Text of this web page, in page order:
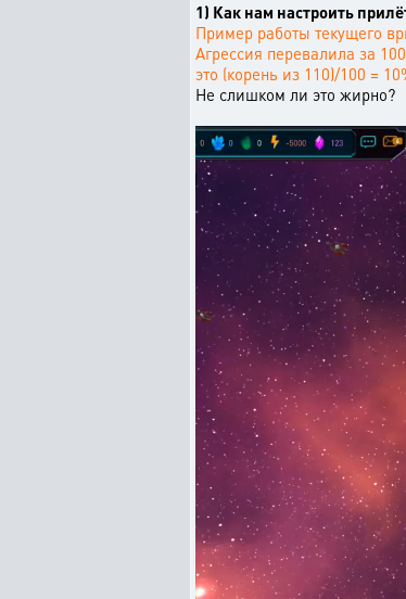
1) Как нам настроить
Пример работы текущего
Агрессия перевалила за
это (корень из 110)/100 =
Не слишком ли это жирно?